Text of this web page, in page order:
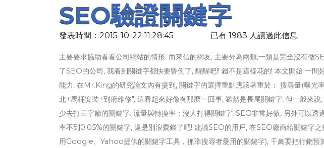
SEO驗證關鍵字
發表時間：2015-10-22 11:28:45 已有 1983 人讀過此信息
主要要求協助看看公司網站的情形. 而來信的網友, 主要分為兩類,一類是完全沒有做
了SEO的公司, 我看到關鍵字都快要昏倒了, 醒醒吧!! 錢不是這樣花的! 本文開始 一
能力, 在Mr.King的研究論文內有提到, 關鍵字的選擇重點應該著重於： 搜尋量(曝光
北+馬桶安裝+到府維修", 這看起來好像有那麼一回事, 雖然是長尾關鍵字, 但一般來
少去打三字節的關鍵字. 流量與轉換率：沒人打得關鍵字, SEO非常好做, 另外可以
率不到0.05%的關鍵字, 還是別浪費錢了吧! 建議SEO的用戶, 在SEO廠商給關鍵字
用Google、Yahoo提供的關鍵字工具，抓準搜尋者愛用的關鍵字), 千萬要把行銷預